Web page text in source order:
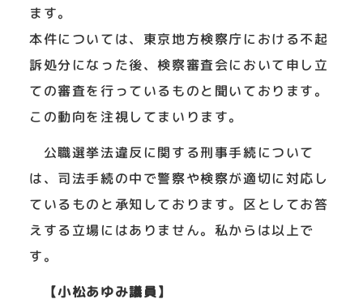
ます。
本件については、東京地方検察庁における不起
訴処分になった後、検察審査会において申し立
ての審査を行っているものと聞いております。
この動向を注視してまいります。
公職選挙法違反に関する刑事手続について
は、司法手続の中で警察や検察が適切に対応し
ているものと承知しております。区としてお答
えする立場にはありません。私からは以上で
す。
【小松あゆみ議員】